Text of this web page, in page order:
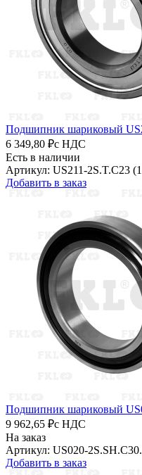
Подшипник шариковый
6 349,80 ₽с НДС
Есть в наличии
Артикул: US211-2S.T.C23
Добавить в заказ
Подшипник шариковый
9 962,65 ₽с НДС
На заказ
Артикул: US020-
Добавить в заказ